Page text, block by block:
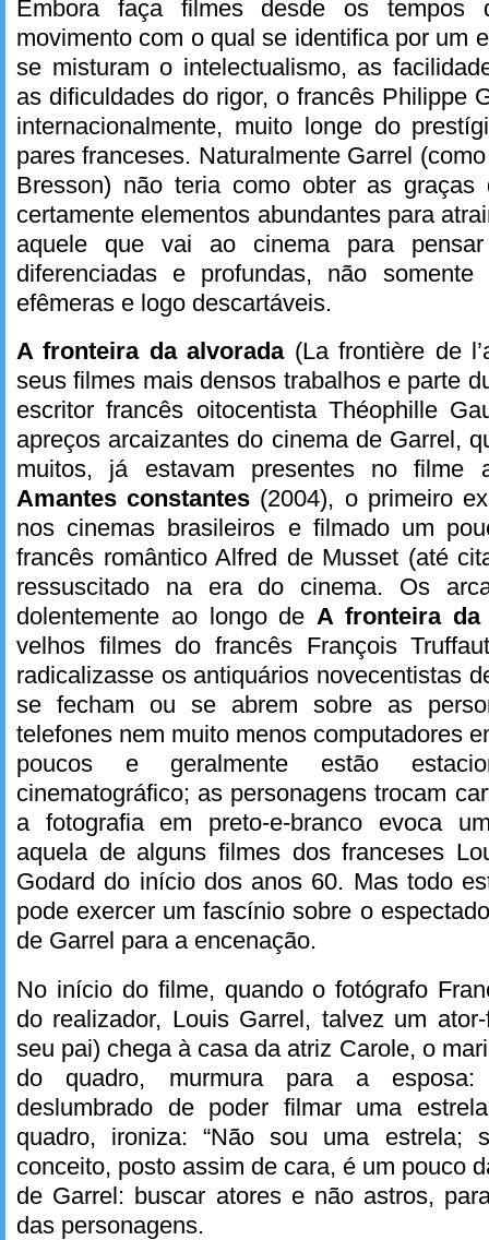
Embora faça filmes desde os
movimento com o qual se identifica por um
se misturam o intelectualismo, as
as dificuldades do rigor, o francês Philippe
internacionalmente, muito longe do
pares franceses. Naturalmente Garrel
Bresson) não teria como obter as
certamente elementos abundantes para
aquele que vai ao cinema para
diferenciadas e profundas, não
efêmeras e logo descartáveis.
A fronteira da alvorada (La frontière de
seus filmes mais densos trabalhos e parte
escritor francês oitocentista Théophille
apreços arcaizantes do cinema de Garrel,
muitos, já estavam presentes no filme
Amantes constantes (2004), o primeiro
nos cinemas brasileiros e filmado um
francês romântico Alfred de Musset (até
ressuscitado na era do cinema. Os
dolentemente ao longo deA fronteira da
velhos filmes do francês François
radicalizasse os antiquários novecentistas
se fecham ou se abrem sobre as
telefones nem muito menos computadores
poucos e geralmente estão
cinematográfico; as personagens trocam
a fotografia em preto-e-branco evoca
aquela de alguns filmes dos franceses
Godard do início dos anos 60. Mas todo
pode exercer um fascínio sobre o
de Garrel para a encenação.
No início do filme, quando o fotógrafo
do realizador, Louis Garrel, talvez um
seu pai) chega à casa da atriz Carole, o
do quadro, murmura para a esposa:
deslumbrado de poder filmar uma
quadro, ironiza: “Não sou uma estrela;
conceito, posto assim de cara, é um pouco
de Garrel: buscar atores e não astros,
das personagens.